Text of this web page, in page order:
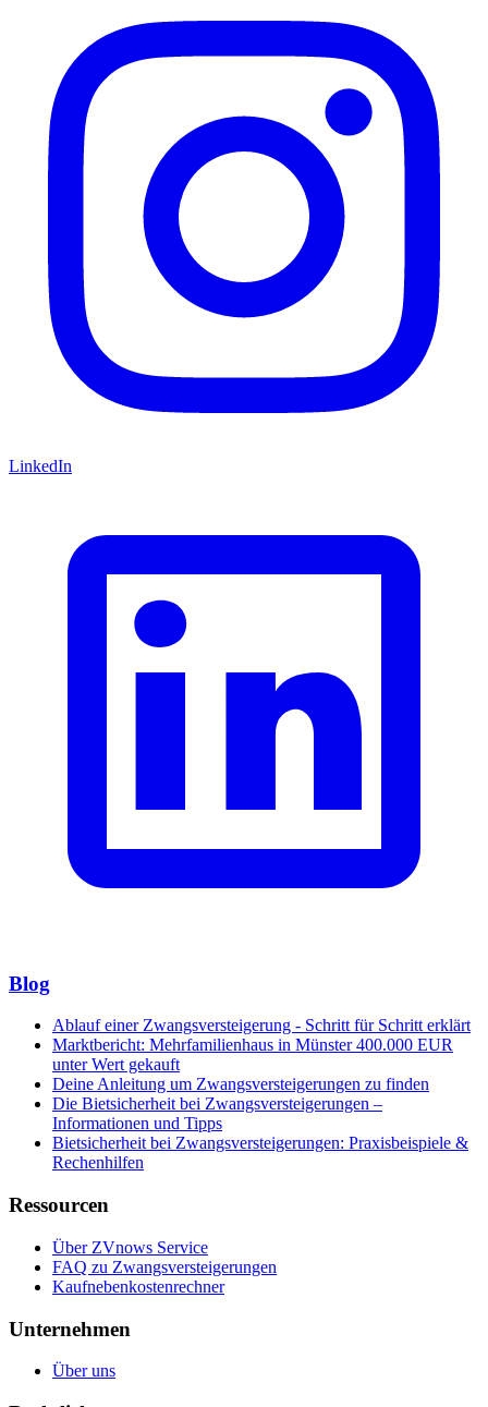
LinkedIn
Blog
Ablauf einer Zwangsversteigerung - Schritt für Schritt erklärt
Marktbericht: Mehrfamilienhaus in Münster 400.000 EUR
unter Wert gekauft
Deine Anleitung um Zwangsversteigerungen zu finden
Die Bietsicherheit bei Zwangsversteigerungen –
Informationen und Tipps
Bietsicherheit bei Zwangsversteigerungen: Praxisbeispiele &
Rechenhilfen
Ressourcen
Über ZVnows Service
FAQ zu Zwangsversteigerungen
Kaufnebenkostenrechner
Unternehmen
Über uns